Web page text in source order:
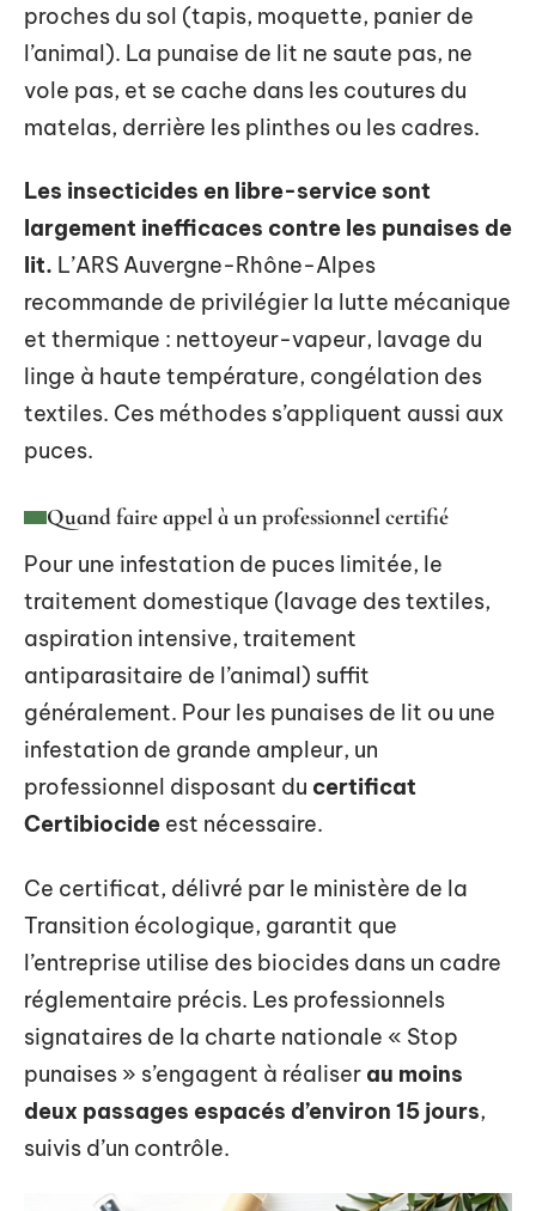
proches du sol (tapis, moquette, panier de
l’animal). La punaise de lit ne saute pas, ne
vole pas, et se cache dans les coutures du
matelas, derrière les plinthes ou les cadres.
Les insecticides en libre-service sont
largement inefficaces contre les punaises de
lit. L’ARS Auvergne-Rhône-Alpes
recommande de privilégier la lutte mécanique
et thermique : nettoyeur-vapeur, lavage du
linge à haute température, congélation des
textiles. Ces méthodes s’appliquent aussi aux
puces.
Quand faire appel à un professionnel certifié
Pour une infestation de puces limitée, le
traitement domestique (lavage des textiles,
aspiration intensive, traitement
antiparasitaire de l’animal) suffit
généralement. Pour les punaises de lit ou une
infestation de grande ampleur, un
professionnel disposant du certificat
Certibiocide est nécessaire.
Ce certificat, délivré par le ministère de la
Transition écologique, garantit que
l’entreprise utilise des biocides dans un cadre
réglementaire précis. Les professionnels
signataires de la charte nationale « Stop
punaises » s’engagent à réaliser au moins
deux passages espacés d’environ 15 jours,
suivis d’un contrôle.